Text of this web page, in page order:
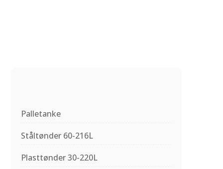
Palletanke
Ståltønder 60-216L
Plasttønder 30-220L